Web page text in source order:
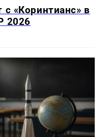
с «Коринтианс» в
2026